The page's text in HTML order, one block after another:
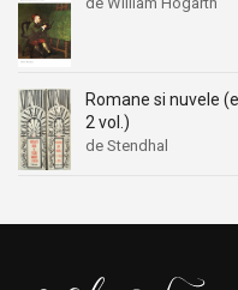
Romane si nuvele
2 vol.)
de Stendhal